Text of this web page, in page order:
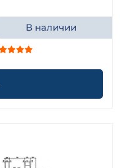
В наличии